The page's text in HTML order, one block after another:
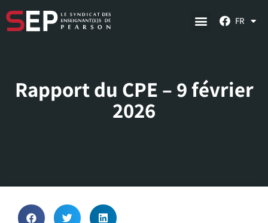
FR
Rapport du CPE – 9 février
2026